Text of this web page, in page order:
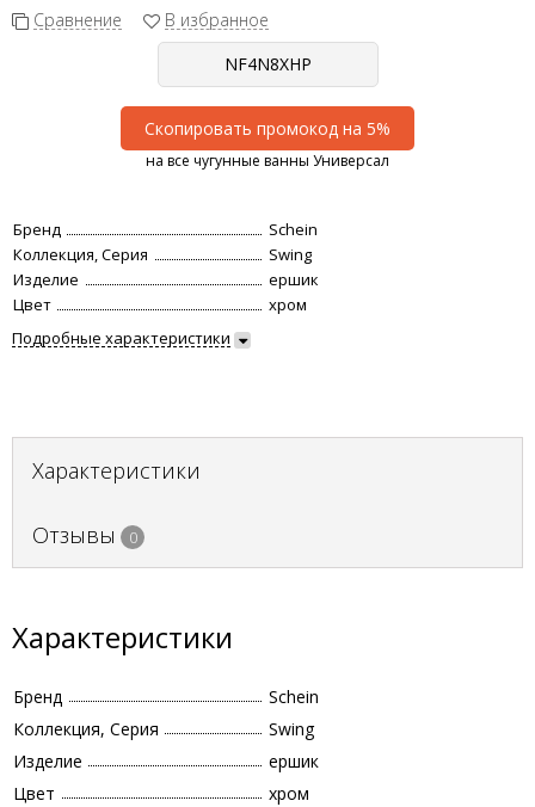
Сравнение В избранное
Скопировать промокод на 5%
на все чугунные ванны Универсал
Бренд
Schein
Коллекция, Серия
Swing
Изделие
ершик
Цвет
хром
Подробные характеристики
Характеристики
Отзывы 0
Характеристики
Бренд
Schein
Коллекция, Серия
Swing
Изделие
ершик
Цвет
хром